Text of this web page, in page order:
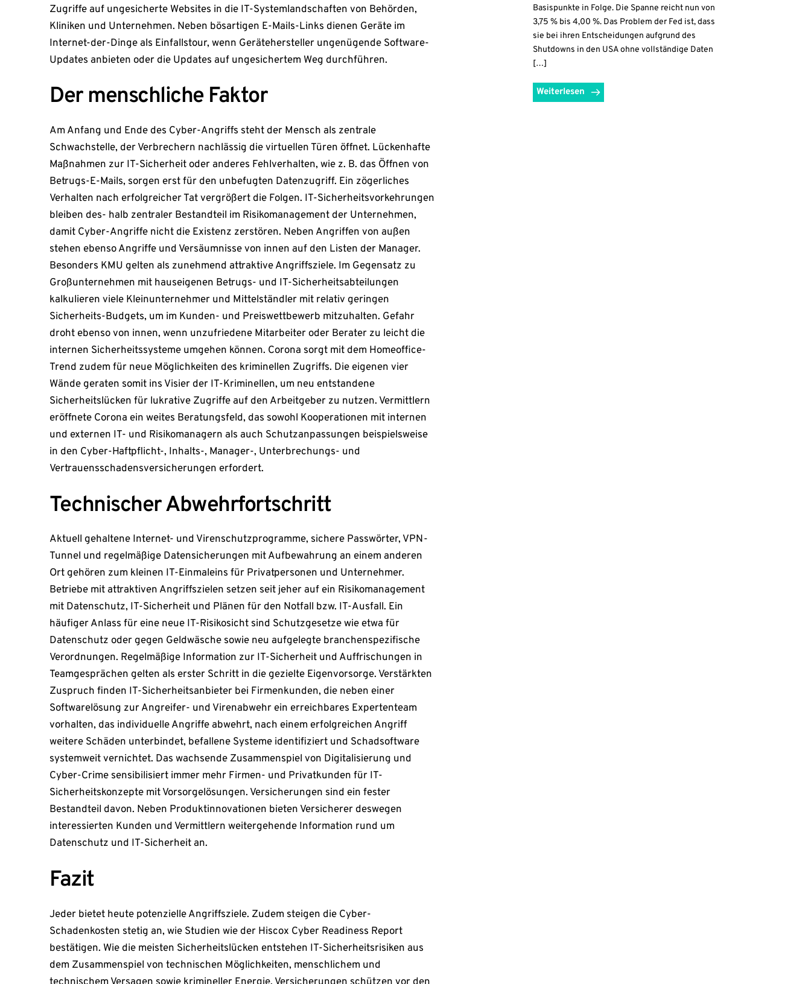
Zugriffe auf ungesicherte Websites in die IT-Systemlandschaften von Behörden,
Kliniken und Unternehmen. Neben bösartigen E-Mails-Links dienen Geräte im
Internet-der-Dinge als Einfallstour, wenn Gerätehersteller ungenügende Software-
Updates anbieten oder die Updates auf ungesichertem Weg durchführen.
Der menschliche Faktor
Am Anfang und Ende des Cyber-Angriffs steht der Mensch als zentrale
Schwachstelle, der Verbrechern nachlässig die virtuellen Türen öffnet. Lückenhafte
Maßnahmen zur IT-Sicherheit oder anderes Fehlverhalten, wie z. B. das Öffnen von
Betrugs-E-Mails, sorgen erst für den unbefugten Datenzugriff. Ein zögerliches
Verhalten nach erfolgreicher Tat vergrößert die Folgen. IT-Sicherheitsvorkehrungen
bleiben des- halb zentraler Bestandteil im Risikomanagement der Unternehmen,
damit Cyber-Angriffe nicht die Existenz zerstören. Neben Angriffen von außen
stehen ebenso Angriffe und Versäumnisse von innen auf den Listen der Manager.
Besonders KMU gelten als zunehmend attraktive Angriffsziele. Im Gegensatz zu
Großunternehmen mit hauseigenen Betrugs- und IT-Sicherheitsabteilungen
kalkulieren viele Kleinunternehmer und Mittelständler mit relativ geringen
Sicherheits-Budgets, um im Kunden- und Preiswettbewerb mitzuhalten. Gefahr
droht ebenso von innen, wenn unzufriedene Mitarbeiter oder Berater zu leicht die
internen Sicherheitssysteme umgehen können. Corona sorgt mit dem Homeoffice-
Trend zudem für neue Möglichkeiten des kriminellen Zugriffs. Die eigenen vier
Wände geraten somit ins Visier der IT-Kriminellen, um neu entstandene
Sicherheitslücken für lukrative Zugriffe auf den Arbeitgeber zu nutzen. Vermittlern
eröffnete Corona ein weites Beratungsfeld, das sowohl Kooperationen mit internen
und externen IT- und Risikomanagern als auch Schutzanpassungen beispielsweise
in den Cyber-Haftpflicht-, Inhalts-, Manager-, Unterbrechungs- und
Vertrauensschadensversicherungen erfordert.
Technischer Abwehrfortschritt
Aktuell gehaltene Internet- und Virenschutzprogramme, sichere Passwörter, VPN-
Tunnel und regelmäßige Datensicherungen mit Aufbewahrung an einem anderen
Ort gehören zum kleinen IT-Einmaleins für Privatpersonen und Unternehmer.
Betriebe mit attraktiven Angriffszielen setzen seit jeher auf ein Risikomanagement
mit Datenschutz, IT-Sicherheit und Plänen für den Notfall bzw. IT-Ausfall. Ein
häufiger Anlass für eine neue IT-Risikosicht sind Schutzgesetze wie etwa für
Datenschutz oder gegen Geldwäsche sowie neu aufgelegte branchenspezifische
Verordnungen. Regelmäßige Information zur IT-Sicherheit und Auffrischungen in
Teamgesprächen gelten als erster Schritt in die gezielte Eigenvorsorge. Verstärkten
Zuspruch finden IT-Sicherheitsanbieter bei Firmenkunden, die neben einer
Softwarelösung zur Angreifer- und Virenabwehr ein erreichbares Expertenteam
vorhalten, das individuelle Angriffe abwehrt, nach einem erfolgreichen Angriff
weitere Schäden unterbindet, befallene Systeme identifiziert und Schadsoftware
systemweit vernichtet. Das wachsende Zusammenspiel von Digitalisierung und
Cyber-Crime sensibilisiert immer mehr Firmen- und Privatkunden für IT-
Sicherheitskonzepte mit Vorsorgelösungen. Versicherungen sind ein fester
Bestandteil davon. Neben Produktinnovationen bieten Versicherer deswegen
interessierten Kunden und Vermittlern weitergehende Information rund um
Datenschutz und IT-Sicherheit an.
Fazit
Jeder bietet heute potenzielle Angriffsziele. Zudem steigen die Cyber-
Schadenkosten stetig an, wie Studien wie der Hiscox Cyber Readiness Report
bestätigen. Wie die meisten Sicherheitslücken entstehen IT-Sicherheitsrisiken aus
dem Zusammenspiel von technischen Möglichkeiten, menschlichem und
Basispunkte in Folge. Die Spanne reicht nun von
3,75 % bis 4,00 %. Das Problem der Fed ist, dass
sie bei ihren Entscheidungen aufgrund des
Shutdowns in den USA ohne vollständige Daten
[…]
Weiterlesen